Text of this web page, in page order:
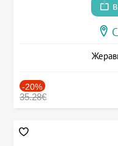
-20%
35.28€